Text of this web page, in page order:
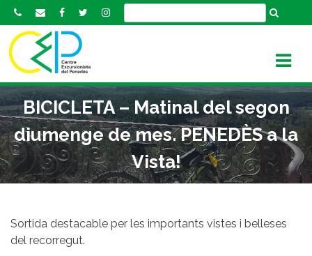
k
o
c
o
n
t
e
BICICLETA – Matinal del segon
diumenge de mes. PENEDÈS a la
Vista!
Sortida destacable per les importants vistes i belleses
del recorregut.